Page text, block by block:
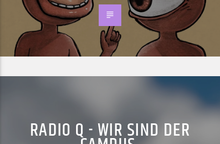
RADIO Q - WIR SIND DER